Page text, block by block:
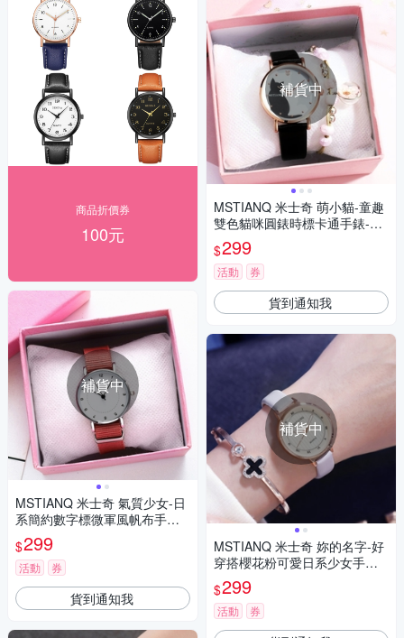
商品折價券
100元
補貨中
MSTIANQ 米士奇 氣質少女-日
系簡約數字標微軍風帆布手錶-
紅色/30mm
$299
活動 券
貨到通知我
補貨中
MSTIANQ 米士奇 萌小貓-童趣
雙色貓咪圓錶時標卡通手錶-黑
色/30mm
$299
活動 券
貨到通知我
補貨中
MSTIANQ 米士奇 妳的名字-好
穿搭櫻花粉可愛日系少女手錶-
灰色/30mm
$299
活動 券